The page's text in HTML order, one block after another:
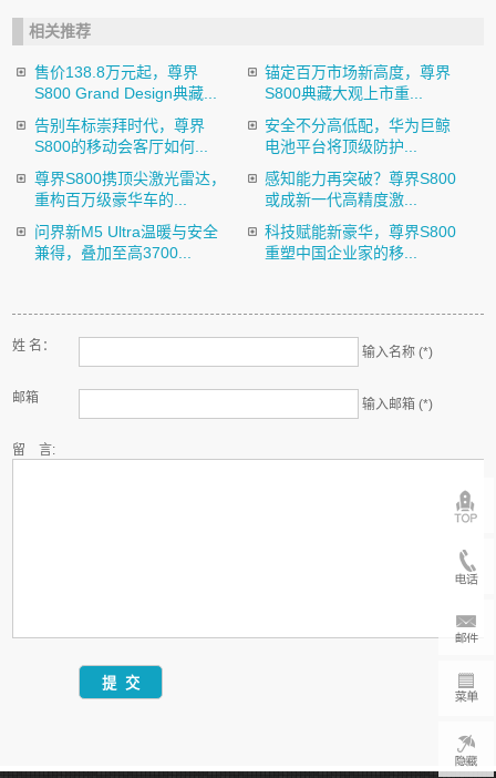
相关推荐
售价138.8万元起，尊界
S800 Grand Design典藏...
锚定百万市场新高度，尊界
S800典藏大观上市重...
告别车标崇拜时代，尊界
S800的移动会客厅如何...
安全不分高低配，华为巨鲸
电池平台将顶级防护...
尊界S800携顶尖激光雷达，
重构百万级豪华车的...
感知能力再突破？尊界S800
或成新一代高精度激...
问界新M5 Ultra温暖与安全
兼得，叠加至高3700...
科技赋能新豪华，尊界S800
重塑中国企业家的移...
姓 名： 输入名称 (*)
邮箱 输入邮箱 (*)
留 言: